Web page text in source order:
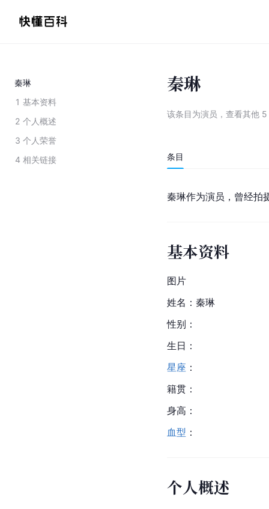
秦琳
1 基本资料
2 个人概述
3 个人荣誉
4 相关链接
秦琳
该条目为演员 ， 查看其他 5
条目
秦琳作为演员，曾经拍
基本资料
图片
姓名：秦琳
性别：
生日：
星座 ：
籍贯：
身高：
血型 ：
个人概述